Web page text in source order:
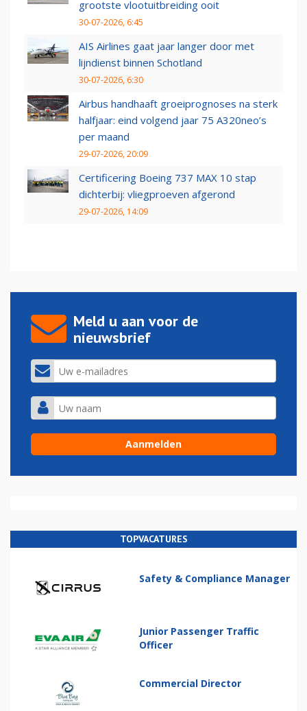
grootste vlootuitbreiding ooit
30-07-2026, 6:45
AIS Airlines gaat jaar langer door met
lijndienst binnen Schotland
30-07-2026, 6:30
Airbus handhaaft groeiprognoses na sterk
halfjaar: eind volgend jaar 75 A320neo’s
per maand
29-07-2026, 20:09
Certificering Boeing 737 MAX 10 stap
dichterbij: vliegproeven afgerond
29-07-2026, 14:09
Meld u aan voor de
nieuwsbrief
TOPVACATURES
Safety & Compliance Manager
Junior Passenger Traffic
Officer
Commercial Director